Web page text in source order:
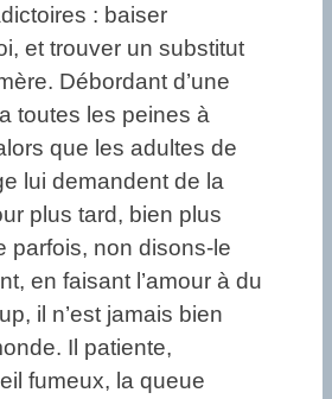
: baiser
et trouver un substitut
Débordant d’une
toutes les peines à
que les adultes de
lui demandent de la
plus tard, bien plus
parfois, non disons-le
en faisant l’amour à du
il n’est jamais bien
Il patiente,
fumeux, la queue